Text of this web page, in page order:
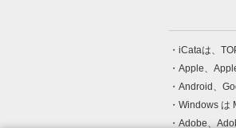
iCataは、
Apple、
Android、
Windows は
Adobe、